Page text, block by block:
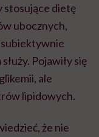
stosujące dietę
ubocznych,
subiektywnie
Pojawiły się
ale
lipidowych.
że nie